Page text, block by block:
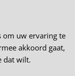
om uw ervaring te
akkoord gaat,
dat wilt.